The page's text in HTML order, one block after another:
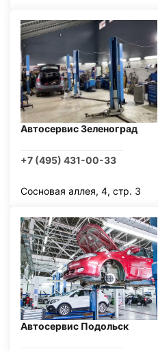
Автосервис Зеленоград
+7 (495) 431-00-33
Сосновая аллея, 4, стр. 3
Автосервис Подольск